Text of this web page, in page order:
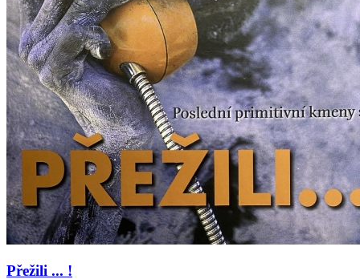
Přežili ... !